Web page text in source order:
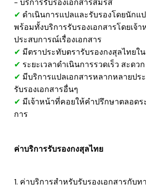
- บริการรับรองเอกสารสมรส
✔ ดำเนินการแปลและรับรองโดยนักแ
พร้อมทั้งบริการรับรองเอกสารโดยเจ้
ประสบการณ์เรื่องเอกสาร
✔ มีตราประทับตรารับรองกงสุลไทยใน
✔ ระยะเวลาดำเนินการรวดเร็ว สะดวก
✔ มีบริการแปลเอกสารหลากหลายปร
รับรองเอกสารอื่นๆ
✔ มีเจ้าหน้าที่คอยให้คำปรึกษาตลอดร
การ
ค่าบริการรับรองกงสุลไทย
1. ค่าบริการสำหรับรับรองเอกสารกับท